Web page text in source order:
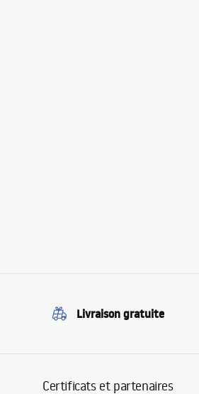
Livraison gratuite
Certificats et partenaires